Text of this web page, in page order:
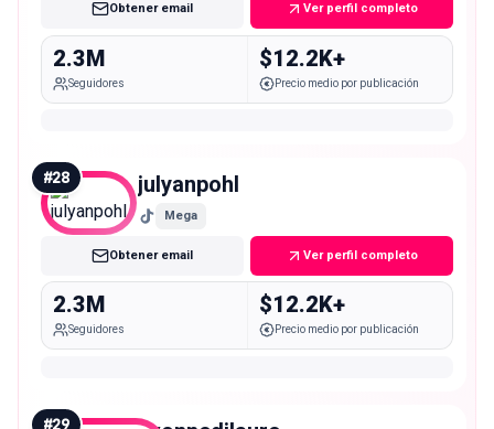
Obtener email Ver perfil completo
2.3M
Seguidores
$12.2K+
Precio medio por publicación
#28 julyanpohl
Mega
Obtener email Ver perfil completo
2.3M
Seguidores
$12.2K+
Precio medio por publicación
#29